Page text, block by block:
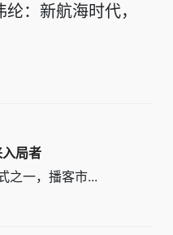
：新航海时代，
局者
之一，播客市...